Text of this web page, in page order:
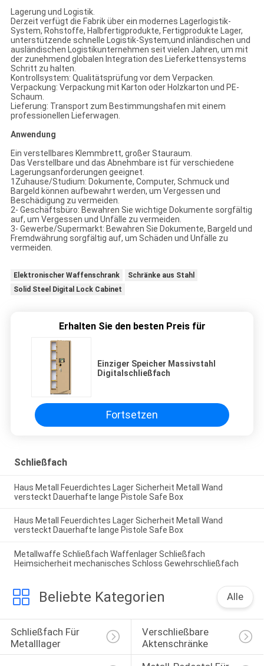
Lagerung und Logistik.
Derzeit verfügt die Fabrik über ein modernes Lagerlogistik-
System, Rohstoffe, Halbfertigprodukte, Fertigprodukte Lager,
unterstützende schnelle Logistik-System,und inländischen und
ausländischen Logistikunternehmen seit vielen Jahren, um mit
der zunehmend globalen Integration des Lieferkettensystems
Schritt zu halten.
Kontrollsystem: Qualitätsprüfung vor dem Verpacken.
Verpackung: Verpackung mit Karton oder Holzkarton und PE-
Schaum.
Lieferung: Transport zum Bestimmungshafen mit einem
professionellen Lieferwagen.
Anwendung
Ein verstellbares Klemmbrett, großer Stauraum.
Das Verstellbare und das Abnehmbare ist für verschiedene
Lagerungsanforderungen geeignet.
1Zuhause/Studium: Dokumente, Computer, Schmuck und
Bargeld können aufbewahrt werden, um Vergessen und
Beschädigung zu vermeiden.
2- Geschäftsbüro: Bewahren Sie wichtige Dokumente sorgfältig
auf, um Vergessen und Unfälle zu vermeiden.
3- Gewerbe/Supermarkt: Bewahren Sie Dokumente, Bargeld und
Fremdwährung sorgfältig auf, um Schäden und Unfälle zu
vermeiden.
Elektronischer Waffenschrank
Schränke aus Stahl
Solid Steel Digital Lock Cabinet
Erhalten Sie den besten Preis für
Einziger Speicher Massivstahl
Digitalschließfach
Fortsetzen
Schließfach
Haus Metall Feuerdichtes Lager Sicherheit Metall Wand
versteckt Dauerhafte lange Pistole Safe Box
Haus Metall Feuerdichtes Lager Sicherheit Metall Wand
versteckt Dauerhafte lange Pistole Safe Box
Metallwaffe Schließfach Waffenlager Schließfach
Heimsicherheit mechanisches Schloss Gewehrschließfach
Beliebte Kategorien Alle
Schließfach Für
Metalllager
Verschließbare
Aktenschränke